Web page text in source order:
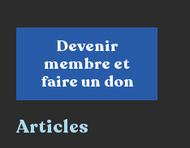
Devenir
membre et
faire un don
Articles